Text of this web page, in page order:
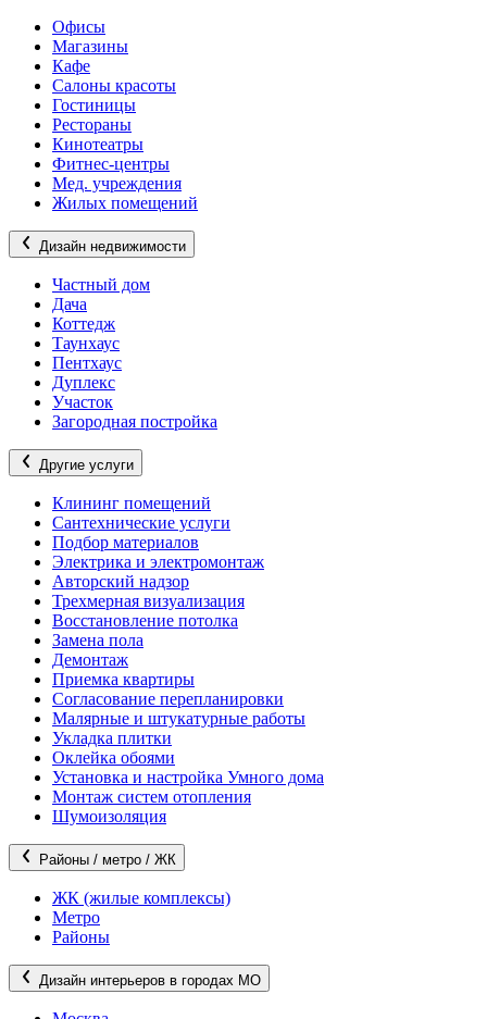
Офисы
Магазины
Кафе
Салоны красоты
Гостиницы
Рестораны
Кинотеатры
Фитнес-центры
Мед. учреждения
Жилых помещений
Дизайн недвижимости
Частный дом
Дача
Коттедж
Таунхаус
Пентхаус
Дуплекс
Участок
Загородная постройка
Другие услуги
Клининг помещений
Сантехнические услуги
Подбор материалов
Электрика и электромонтаж
Авторский надзор
Трехмерная визуализация
Восстановление потолка
Замена пола
Демонтаж
Приемка квартиры
Согласование перепланировки
Малярные и штукатурные работы
Укладка плитки
Оклейка обоями
Установка и настройка Умного дома
Монтаж систем отопления
Шумоизоляция
Районы / метро / ЖК
ЖК (жилые комплексы)
Метро
Районы
Дизайн интерьеров в городах МО